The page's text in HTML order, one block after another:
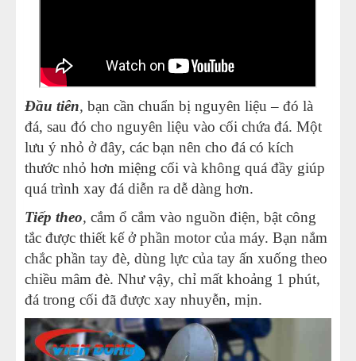
Đầu tiên, bạn cần chuẩn bị nguyên liệu – đó là
đá, sau đó cho nguyên liệu vào cối chứa đá. Một
lưu ý nhỏ ở đây, các bạn nên cho đá có kích
thước nhỏ hơn miệng cối và không quá đầy giúp
quá trình xay đá diễn ra dễ dàng hơn.
Tiếp theo, cắm ổ cắm vào nguồn điện, bật công
tắc được thiết kế ở phần motor của máy. Bạn nắm
chắc phần tay đè, dùng lực của tay ấn xuống theo
chiều mâm đè. Như vậy, chỉ mất khoảng 1 phút,
đá trong cối đã được xay nhuyễn, mịn.